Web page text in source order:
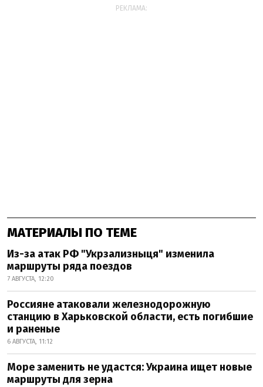
РЕКЛАМА:
МАТЕРИАЛЫ ПО ТЕМЕ
Из-за атак РФ "Укрзализныця" изменила
маршруты ряда поездов
7 АВГУСТА, 12:20
Россияне атаковали железнодорожную
станцию в Харьковской области, есть погибшие
и раненые
6 АВГУСТА, 11:12
Море заменить не удастся: Украина ищет новые
маршруты для зерна